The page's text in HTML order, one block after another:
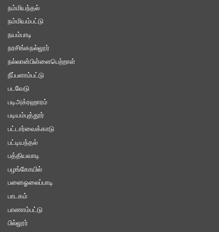
நம்மியந்தல்
நம்மியம்பட்டு
நயம்பாடி
நரசிங்கநல்லூர்
நல்லான்பிள்ளைபெற்றாள்
நீப்பளாம்பட்டு
படவேடு
படிஅக்ரஹாரம்
படியம்புத்தூர்
பட்டார்வைக்காடு
பட்டியந்தல்
பத்தியவாடி
பழங்கோயில்
பனைஓலைப்பாடி
பாடகம்
பாணாம்பட்டு
பில்லூர்